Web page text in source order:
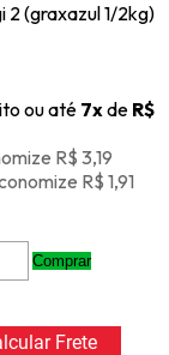
2 (graxazul 1/2kg)
ou até 7xde R$
R$ 3,19
R$ 1,91
Comprar